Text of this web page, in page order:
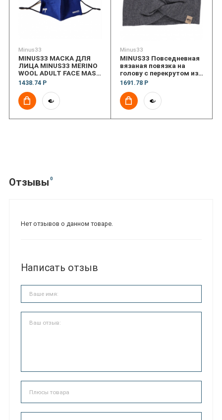
Minus33
MINUS33 МАСКА ДЛЯ
ЛИЦА MINUS33 MERINO
WOOL ADULT FACE MASK
LIGHTWEIGHT
1438.74 Р
Minus33
MINUS33 Повседневная
вязаная повязка на
голову с перекрутом из
шерсти мериноса
EVERYDAY KNIT TWIST
HEADBAND MIDWEIGHT
1691.78 Р
Отзывы 0
Нет отзывов о данном товаре.
Написать отзыв